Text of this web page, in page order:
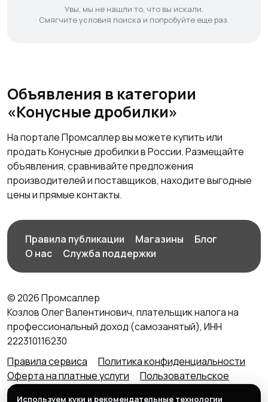
Увы, мы не нашли то, что вы искали.
Смягчите условия поиска и попробуйте еще раз.
Объявления в категории
«Конусные дробилки»
На портале Промсаллер вы можете купить или
продать Конусные дробилки в России. Размещайте
объявления, сравнивайте предложения
производителей и поставщиков, находите выгодные
цены и прямые контакты.
Правила публикации Магазины
Блог
О нас
Служба поддержки
© 2026 Промсаллер
Козлов Олег Валентинович, плательщик налога на
профессиональный доход (самозанятый), ИНН
222310116230
Правила сервиса
Политика конфиденциальности
Оферта на платные услуги
Пользовательское
соглашение
Используем куки и рекомендательные технологии